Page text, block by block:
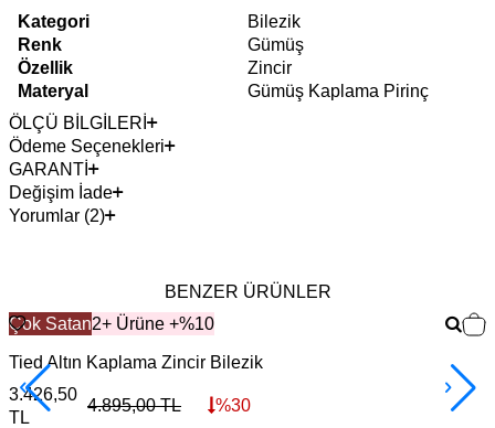
Kategori
Bilezik
Renk
Gümüş
Özellik
Zincir
Materyal
Gümüş Kaplama Pirinç
ÖLÇÜ BİLGİLERİ
Ödeme Seçenekleri
GARANTİ
Değişim İade
Yorumlar (2)
BENZER ÜRÜNLER
Çok Satan2+ Ürüne +%10
Tied Altın Kaplama Zincir Bilezik
3.426,50
TL
4.895,00TL %30